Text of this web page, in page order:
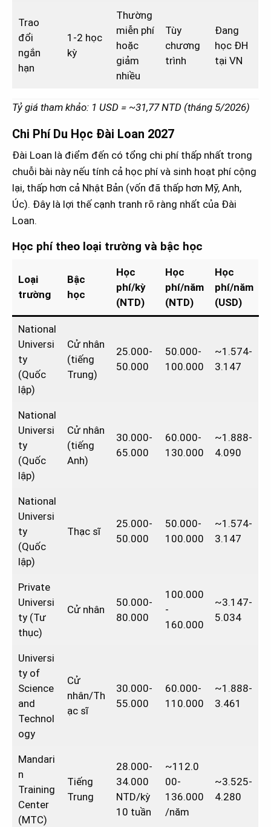
Trao
đổi
ngắn
hạn
1-2 học
kỳ
Thường
miễn phí
hoặc
giảm
nhiều
Tùy
chương
trình
Đang
học ĐH
tại VN
Tỷ giá tham khảo: 1 USD = ~31,77 NTD (tháng 5/2026)
Chi Phí Du Học Đài Loan 2027
Đài Loan là điểm đến có tổng chi phí thấp nhất trong
chuỗi bài này nếu tính cả học phí và sinh hoạt phí cộng
lại, thấp hơn cả Nhật Bản (vốn đã thấp hơn Mỹ, Anh,
Úc). Đây là lợi thế cạnh tranh rõ ràng nhất của Đài
Loan.
Học phí theo loại trường và bậc học
Loại
trường
Bậc
học
Học
phí/kỳ
(NTD)
Học
phí/năm
(NTD)
Học
phí/năm
(USD)
National
Universi
ty
(Quốc
lập)
Cử nhân
(tiếng
Trung)
25.000-
50.000
50.000-
100.000
~1.574-
3.147
National
Universi
ty
(Quốc
lập)
Cử nhân
(tiếng
Anh)
30.000-
65.000
60.000-
130.000
~1.888-
4.090
National
Universi
ty
(Quốc
lập)
Thạc sĩ
25.000-
50.000
50.000-
100.000
~1.574-
3.147
Private
Universi
ty (Tư
thục)
Cử nhân
50.000-
80.000
100.000
-
160.000
~3.147-
5.034
Universi
ty of
Science
and
Technol
ogy
Cử
nhân/Th
ạc sĩ
30.000-
55.000
60.000-
110.000
~1.888-
3.461
Mandari
n
Training
Center
(MTC)
Tiếng
Trung
28.000-
34.000
NTD/kỳ
10 tuần
~112.0
00-
136.000
/năm
~3.525-
4.280